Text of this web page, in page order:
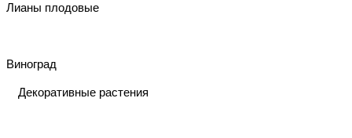
Лианы плодовые
Виноград
Декоративные растения